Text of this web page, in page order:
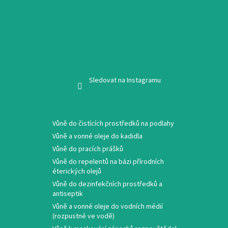
Sledovat na Instagramu
Vůně do čistících prostředků na podlahy
Vůně a vonné oleje do kadidla
Vůně do pracích prášků
Vůně do repelentů na bázi přírodních
éterických olejů
Vůně do dezinfekčních prostředků a
antiseptik
Vůně a vonné oleje do vodních médií
(rozpustné ve vodě)